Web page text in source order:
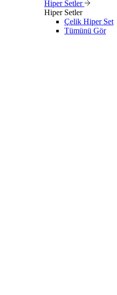
Hiper Setler
Hiper Setler
Çelik Hiper Set
Tümünü Gör